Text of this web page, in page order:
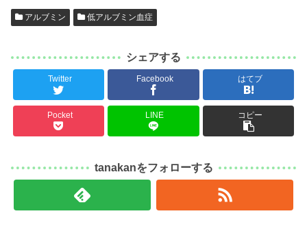
アルブミン 低アルブミン血症
シェアする
Twitter Facebook はてブ
Pocket LINE コピー
tanakanをフォローする